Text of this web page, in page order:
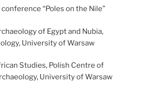
“Poles on the Nile”
of Egypt and Nubia,
University of Warsaw
Studies, Polish Centre of
University of Warsaw